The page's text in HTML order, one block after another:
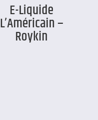
E-Liquide
L’Américain –
Roykin